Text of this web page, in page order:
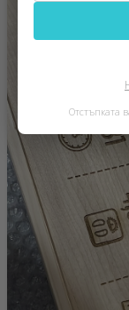
Отстъпката